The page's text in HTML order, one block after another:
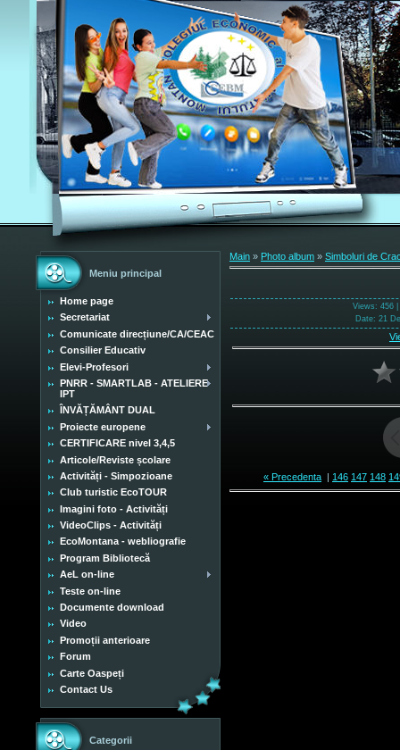
Meniu principal
Home page
Secretariat
Comunicate direcțiune/CA/CEAC
Consilier Educativ
Elevi-Profesori
PNRR - SMARTLAB - ATELIERE
IPT
ÎNVĂȚĂMÂNT DUAL
Proiecte europene
CERTIFICARE nivel 3,4,5
Articole/Reviste școlare
Activități - Simpozioane
Club turistic EcoTOUR
Imagini foto - Activități
VideoClips - Activități
EcoMontana - webliografie
Program Bibliotecă
AeL on-line
Teste on-line
Documente download
Video
Promoții anterioare
Forum
Carte Oaspeți
Contact Us
Categorii
Main » Photo album » Simboluri de
Views: 456 |
Date: 21
« Precedenta | 146 147 148